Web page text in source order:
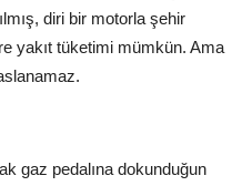
diri bir motorla şehir
yakıt tüketimi mümkün. Ama
gaz pedalına dokunduğun